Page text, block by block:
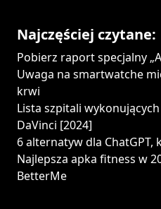
Najczęściej czytane:
Pobierz raport specjalny
Uwaga na smartwatche
krwi
Lista szpitali
DaVinci [2024]
6 alternatyw dla ChatGPT,
Najlepsza apka fitness w
BetterMe